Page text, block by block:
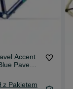
Accent
Pave
z Pakietem